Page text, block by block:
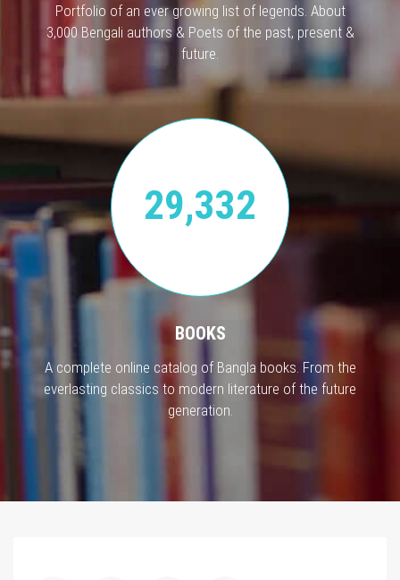
Portfolio of an ever growing list of legends. About
3,000 Bengali authors & Poets of the past, present &
future.
29,332
BOOKS
A complete online catalog of Bangla books. From the
everlasting classics to modern literature of the future
generation.